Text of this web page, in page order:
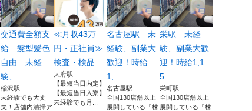
交通費全額支
給 髪型髪色
自由 未経
験、...
稲沢駅
未経験でも大丈
夫！店舗内清掃ア
≪月収43万
円・正社員≫
検査・検品
大府駅
【最短当日内定】
【最短当日入寮】
未経験でも月...
名古屋駅 未
経験、副業大
歓迎！時給
1,...
名古屋駅
全国130店舗以上
展開している「株
栄駅 未経
験、副業大歓
迎！時給1,1
5...
栄町駅
全国130店舗以上
展開している「株